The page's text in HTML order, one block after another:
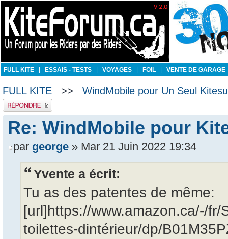
FULL KITE ESSAIS - TESTS VOYAGES FOIL VENTE DE GARAGE
FULL KITE >> WindMobile pour Un Seul
Publier une réponse
Re: WindMobile pour
par george » Mar 21 Juin 2022 19:34
Yvente a écrit:
Tu as des patentes de même:
[url]https://www.amazon.ca/-/
toilettes-dintérieur/dp/